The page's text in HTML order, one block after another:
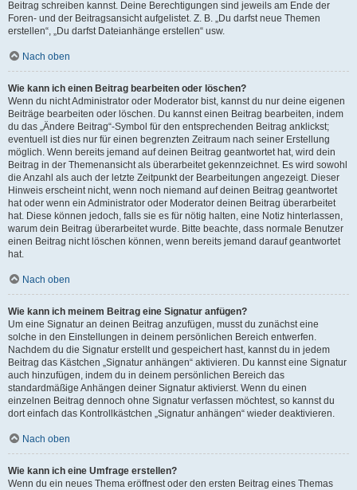
Beitrag schreiben kannst. Deine Berechtigungen sind jeweils am Ende der
Foren- und der Beitragsansicht aufgelistet. Z. B. „Du darfst neue Themen
erstellen“, „Du darfst Dateianhänge erstellen“ usw.
Nach oben
Wie kann ich einen Beitrag bearbeiten oder löschen?
Wenn du nicht Administrator oder Moderator bist, kannst du nur deine eigenen
Beiträge bearbeiten oder löschen. Du kannst einen Beitrag bearbeiten, indem
du das „Ändere Beitrag“-Symbol für den entsprechenden Beitrag anklickst;
eventuell ist dies nur für einen begrenzten Zeitraum nach seiner Erstellung
möglich. Wenn bereits jemand auf deinen Beitrag geantwortet hat, wird dein
Beitrag in der Themenansicht als überarbeitet gekennzeichnet. Es wird sowohl
die Anzahl als auch der letzte Zeitpunkt der Bearbeitungen angezeigt. Dieser
Hinweis erscheint nicht, wenn noch niemand auf deinen Beitrag geantwortet
hat oder wenn ein Administrator oder Moderator deinen Beitrag überarbeitet
hat. Diese können jedoch, falls sie es für nötig halten, eine Notiz hinterlassen,
warum dein Beitrag überarbeitet wurde. Bitte beachte, dass normale Benutzer
einen Beitrag nicht löschen können, wenn bereits jemand darauf geantwortet
hat.
Nach oben
Wie kann ich meinem Beitrag eine Signatur anfügen?
Um eine Signatur an deinen Beitrag anzufügen, musst du zunächst eine
solche in den Einstellungen in deinem persönlichen Bereich entwerfen.
Nachdem du die Signatur erstellt und gespeichert hast, kannst du in jedem
Beitrag das Kästchen „Signatur anhängen“ aktivieren. Du kannst eine Signatur
auch hinzufügen, indem du in deinem persönlichen Bereich das
standardmäßige Anhängen deiner Signatur aktivierst. Wenn du einen
einzelnen Beitrag dennoch ohne Signatur verfassen möchtest, so kannst du
dort einfach das Kontrollkästchen „Signatur anhängen“ wieder deaktivieren.
Nach oben
Wie kann ich eine Umfrage erstellen?
Wenn du ein neues Thema eröffnest oder den ersten Beitrag eines Themas